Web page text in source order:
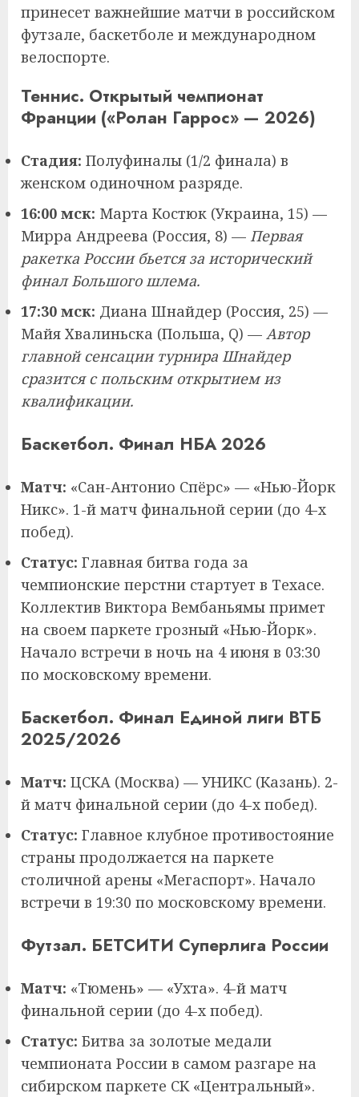
принесет важнейшие матчи в российском
футзале, баскетболе и международном
велоспорте.
Теннис. Открытый чемпионат
Франции («Ролан Гаррос» — 2026)
Стадия: Полуфиналы (1/2 финала) в
женском одиночном разряде.
16:00 мск: Марта Костюк (Украина, 15) —
Мирра Андреева (Россия, 8) — Первая
ракетка России бьется за исторический
финал Большого шлема.
17:30 мск: Диана Шнайдер (Россия, 25) —
Майя Хвалиньска (Польша, Q) — Автор
главной сенсации турнира Шнайдер
сразится с польским открытием из
квалификации.
Баскетбол. Финал НБА 2026
Матч: «Сан-Антонио Спёрс» — «Нью-Йорк
Никс». 1-й матч финальной серии (до 4-х
побед).
Статус: Главная битва года за
чемпионские перстни стартует в Техасе.
Коллектив Виктора Вембаньямы примет
на своем паркете грозный «Нью-Йорк».
Начало встречи в ночь на 4 июня в 03:30
по московскому времени.
Баскетбол. Финал Единой лиги ВТБ
2025/2026
Матч: ЦСКА (Москва) — УНИКС (Казань). 2-
й матч финальной серии (до 4-х побед).
Статус: Главное клубное противостояние
страны продолжается на паркете
столичной арены «Мегаспорт». Начало
встречи в 19:30 по московскому времени.
Футзал. БЕТСИТИ Суперлига России
Матч: «Тюмень» — «Ухта». 4-й матч
финальной серии (до 4-х побед).
Статус: Битва за золотые медали
чемпионата России в самом разгаре на
сибирском паркете СК «Центральный».